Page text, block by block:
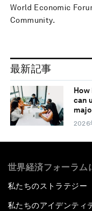
World Economic
Community.
最新記事
can
2026
世界経済フォーラム
私たちのストラテジー
私たちのアイデンティ